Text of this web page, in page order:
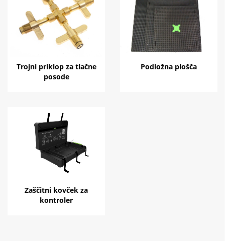
Trojni priklop za tlačne
posode
Podložna plošča
Zaščitni kovček za
kontroler